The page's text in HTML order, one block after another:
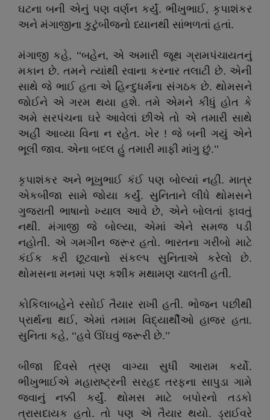
ઘટના બની એનું પણ વર્ણન કર્યું. ભીખુભાઈ, કૃપાશંકર
અને મંગાજીના કુટુંબીજનો ધ્યાનથી સાંભળતાં હતાં.
મંગાજી કહે, ‘‘બહેન, એ અમારી જૂથ ગ્રામપંચાયતનું
મકાન છે. તમને ત્યાંથી રવાના કરનાર તલાટી છે. એની
સાથે જે ભાઈ હતા એ હિન્દુધર્મના સંગઠક છે. થોમસને
જોઈને એ ગરમ થયા હશે. તમે એમને કીધું હોત કે
અમે સરપંચના ઘરે આવેલાં છીએ તો એ તમારી સાથે
અહીં આવ્યા વિના ન રહેત. ખેર ! જે બની ગયું એને
ભૂલી જાવ. એના બદલ હું તમારી માફી માંગુ છું.’’
કૃપાશંકર અને ભૂખુભાઈ કંઈ પણ બોલ્યાં નહીં. માત્ર
એકબીજા સામે જોયા કર્યું. સુનિતાને લીધે થોમસને
ગુજરાતી ભાષાનો ખ્યાલ આવે છે, એને બોલતાં ફાવતું
નથી. મંગાજી જે બોલ્યા, એમાં એને સમજ પડી
નહોતી. એ ગમગીન જરૂર હતો. ભારતના ગરીબો માટે
કંઈક કરી છૂટવાનો સંકલ્પ સુનિતાએ કરેલો છે.
થોમસના મનમાં પણ કશીક મથામણ ચાલતી હતી.
કોકિલાબહેને રસોઈ તૈયાર રાખી હતી. ભોજન પછીથી
પ્રાર્થના થઈ, એમાં તમામ વિદ્યાર્થીઓ હાજર હતા.
સુનિતા કહે, ‘‘હવે ઊંઘવું જરૂરી છે.’’
બીજા દિવસે ત્રણ વાગ્યા સુધી આરામ કર્યો.
ભીખુભાઈએ મહારાષ્ટ્રની સરહદ તરફના સાપુડા ગામે
જવાનું નક્કી કર્યું. થોમસ માટે બપોરનો તડકો
ત્રાસદાયક હતો. તો પણ એ તૈયાર થયો. ડ્રાઈવરે